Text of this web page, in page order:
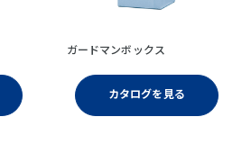
ガードマンボックス
カタログを見る